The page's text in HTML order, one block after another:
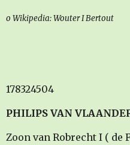
o Wikipedia: Wouter I Bertout
178324504
PHILIPS VAN
Zoon van Robrecht I ( de